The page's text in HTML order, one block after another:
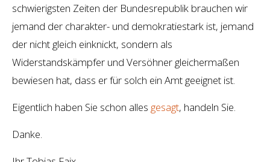
LINKS
schwierigsten Zeiten der Bundesrepublik brauchen wir
jemand der charakter- und demokratiestark ist, jemand
der nicht gleich einknickt, sondern als
Widerstandskämpfer und Versöhner gleichermaßen
bewiesen hat, dass er für solch ein Amt geeignet ist.
Eigentlich haben Sie schon alles gesagt, handeln Sie.
Danke.